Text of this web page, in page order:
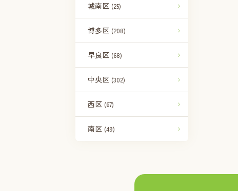
城南区 (25)
博多区 (208)
早良区 (68)
中央区 (302)
西区 (67)
南区 (49)